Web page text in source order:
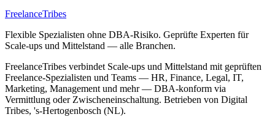
FreelanceTribes
Flexible Spezialisten ohne DBA-Risiko. Geprüfte Experten für
Scale-ups und Mittelstand — alle Branchen.
FreelanceTribes verbindet Scale-ups und Mittelstand mit geprüften
Freelance-Spezialisten und Teams — HR, Finance, Legal, IT,
Marketing, Management und mehr — DBA-konform via
Vermittlung oder Zwischeneinschaltung. Betrieben von Digital
Tribes, 's-Hertogenbosch (NL).